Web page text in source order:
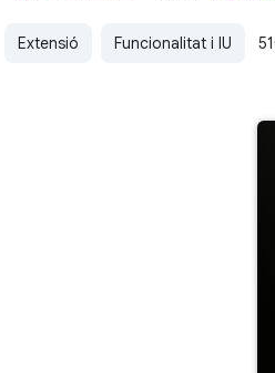
Extensió Funcionalitat i IU